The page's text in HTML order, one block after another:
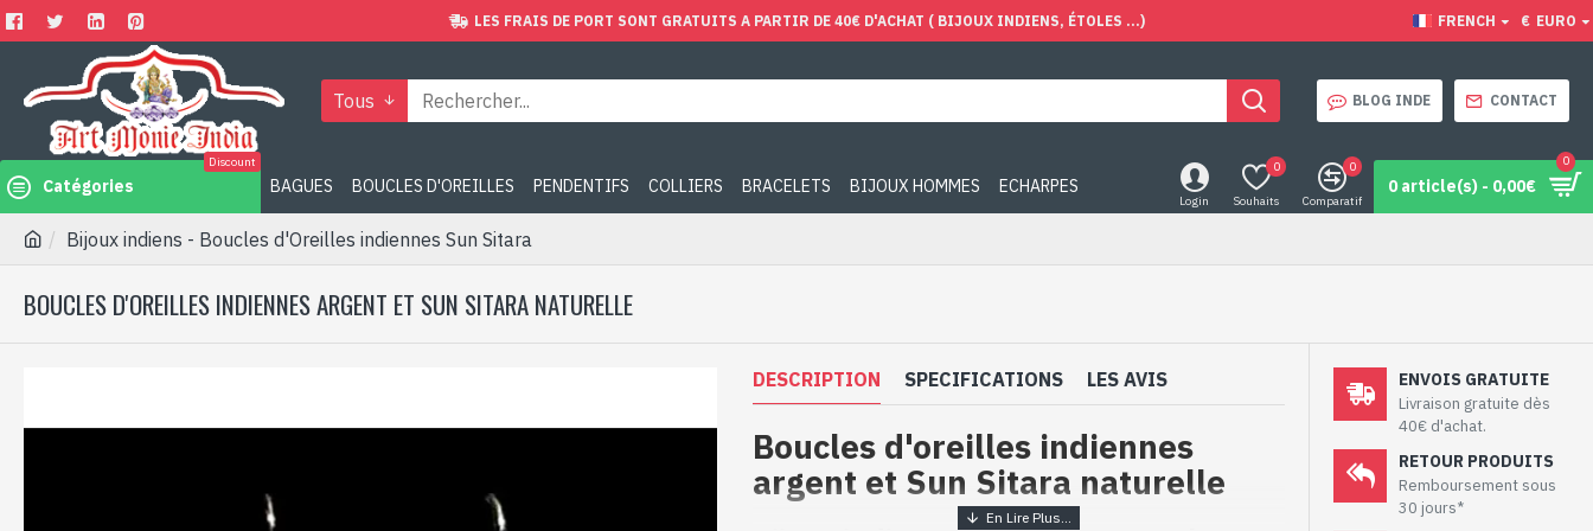
LES FRAIS DE PORT SONT GRATUITS A PARTIR DE 40€ D'ACHAT ( BIJOUX INDIENS, ÉTOLES ...) FRENCH € EURO
Tous BLOG INDE CONTACT
Catégories
Discount
BAGUES BOUCLES D'OREILLES PENDENTIFS COLLIERS BRACELETS BIJOUX HOMMES ECHARPES
Login Souhaits
0
Comparatif
0
0 article(s) - 0,00€
0
Bijoux indiens - Boucles d'Oreilles indiennes Sun Sitara
BOUCLES D'OREILLES INDIENNES ARGENT ET SUN SITARA NATURELLE
DESCRIPTION SPECIFICATIONS LES AVIS
Boucles d'oreilles indiennes
argent et Sun Sitara naturelle
ENVOIS GRATUITE
Livraison gratuite dès
40€ d'achat.
RETOUR PRODUITS
Remboursement sous
30 jours*